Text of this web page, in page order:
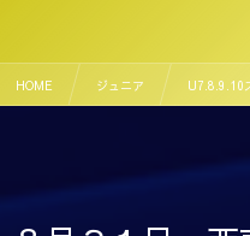
HOME ジュニア U7.8.9.10